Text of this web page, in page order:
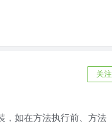
关注
，如在方法执行前、方法